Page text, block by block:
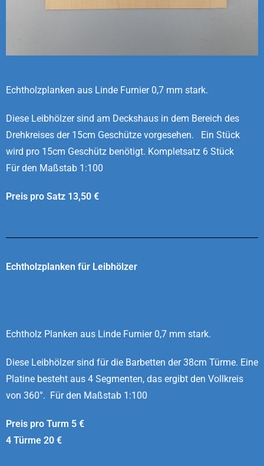
Echtholzplanken aus Linde Furnier 0,7 mm stark.
Diese Leibhölzer sind am Deckshaus in dem Bereich des
Drehkreises der 15cm Geschütze vorgesehen. Ein Stück
wird pro 15cm Geschütz benötigt. Kompletsatz 6 Stück
Für den Maßstab 1:100
Preis pro Satz 13,50 €
Echtholzplanken für Leibhölzer
Echtholz Planken aus Linde Furnier 0,7 mm stark.
Diese Leibhölzer sind für die Barbetten der 38cm Türme. Eine
Platine besteht aus 4 Segmenten, das ergibt den Vollkreis
von 360°. Für den Maßstab 1:100
Preis pro Turm 5 €
4 Türme 20 €